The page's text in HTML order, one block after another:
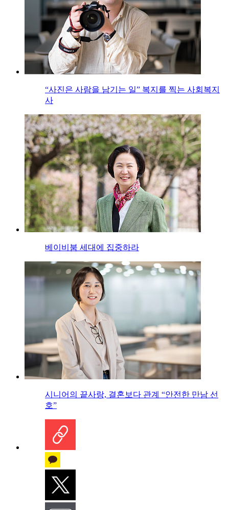
“사진은 사람을 남기는 일” 복지를 찍는 사회복지
사
베이비붐 세대에 집중하라
시니어의 끝사랑, 결혼보다 관계 “안전한 만남 선
호”